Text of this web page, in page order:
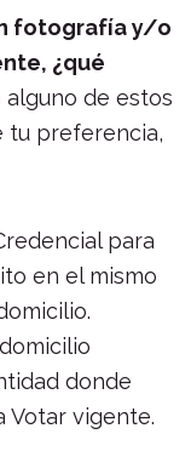
fotografía y/o
¿qué
alguno de estos
tu preferencia,
para
en el mismo
donde
Votar vigente.